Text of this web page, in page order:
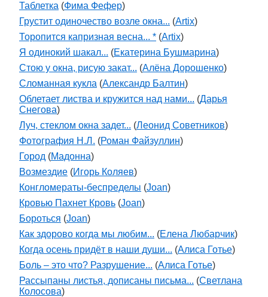
Таблетка (Фима Фефер)
Грустит одиночество возле окна... (Artix)
Торопится капризная весна... * (Artix)
Я одинокий шакал... (Екатерина Бушмарина)
Стою у окна, рисую закат... (Алёна Дорошенко)
Сломанная кукла (Александр Балтин)
Облетает листва и кружится над нами... (Дарья
Снегова)
Луч, стеклом окна задет... (Леонид Советников)
Фотография Н.Л. (Роман Файзуллин)
Город (Мадонна)
Возмездие (Игорь Коляев)
Конгломераты-беспределы (Joan)
Кровью Пахнет Кровь (Joan)
Бороться (Joan)
Как здорово когда мы любим... (Eлена Любарчик)
Когда осень придёт в наши души... (Алиса Готье)
Боль – это что? Разрушение... (Алиса Готье)
Рассыпаны листья, дописаны письма... (Светлана
Колосова)